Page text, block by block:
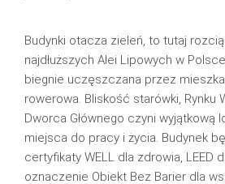
Budynki otacza zieleń, to tutaj
najdłuższych Alei Lipowych w
biegnie uczęszczana przez
rowerowa. Bliskość starówki, Rynku
Dworca Głównego czyni wyjątkową
miejsca do pracy i życia. Budynek
certyfikaty WELL dla zdrowia, LEED
oznaczenie Obiekt Bez Barier dla